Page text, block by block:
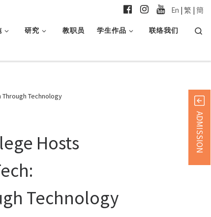
研究 教职员 学生作品 联络我们
En | 繁 | 簡
Through Technology
Hosts
Technology
ADMISSION